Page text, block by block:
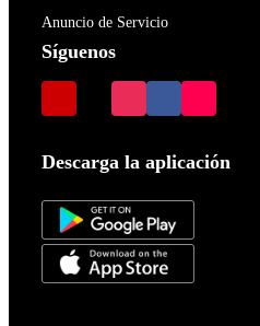
Anuncio de Servicio
Síguenos
Descarga la aplicación